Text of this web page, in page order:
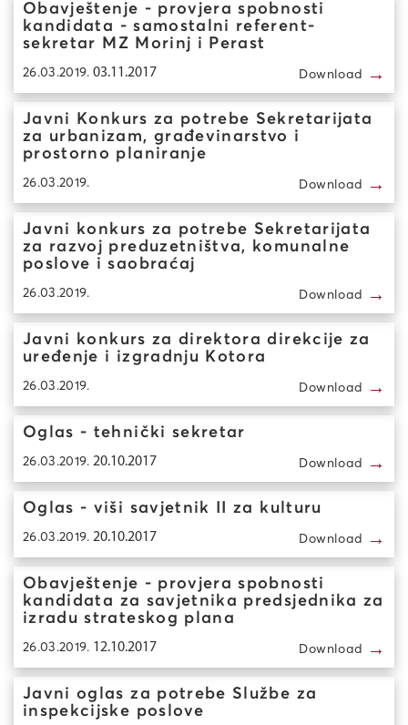
Obavještenje - provjera spobnosti
kandidata - samostalni referent-
sekretar MZ Morinj i Perast
26.03.2019. Download →
03.11.2017
Javni Konkurs za potrebe Sekretarijata
za urbanizam, građevinarstvo i
prostorno planiranje
26.03.2019. Download →
Javni konkurs za potrebe Sekretarijata
za razvoj preduzetništva, komunalne
poslove i saobraćaj
26.03.2019. Download →
Javni konkurs za direktora direkcije za
uređenje i izgradnju Kotora
26.03.2019. Download →
Oglas - tehnički sekretar
26.03.2019. Download →
20.10.2017
Oglas - viši savjetnik II za kulturu
26.03.2019. Download →
20.10.2017
Obavještenje - provjera spobnosti
kandidata za savjetnika predsjednika za
izradu strateskog plana
26.03.2019. Download →
12.10.2017
Javni oglas za potrebe Službe za
inspekcijske poslove